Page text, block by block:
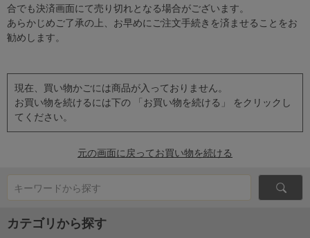
合でも決済画面にて売り切れとなる場合がございます。
あらかじめご了承の上、お早めにご注文手続きを済ませることをお
勧めします。
現在、買い物かごには商品が入っておりません。
お買い物を続けるには下の 「お買い物を続ける」 をクリックし
てください。
元の画面に戻ってお買い物を続ける
キーワードから探す
カテゴリから探す